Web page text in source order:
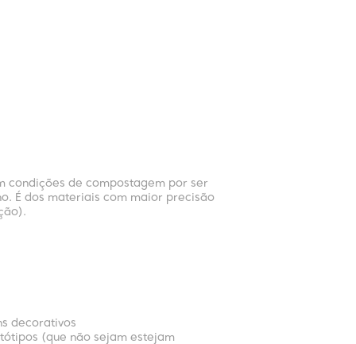
condições de compostagem por ser
É dos materiais com maior precisão
decorativos
(que não sejam estejam